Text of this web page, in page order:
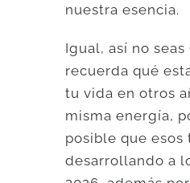
nuestra esencia.
Igual, así no seas
recuerda qué
tu vida en otros
misma energía,
posible que esos
desarrollando a